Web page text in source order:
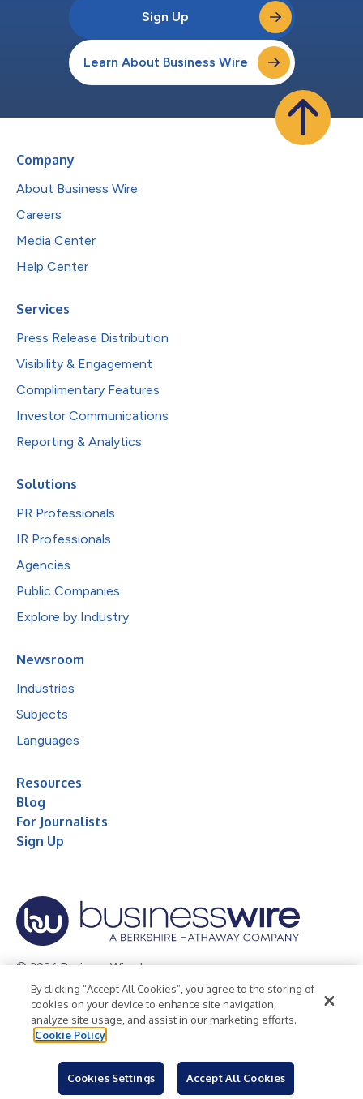
Sign Up
Learn About Business Wire
Company
About Business Wire
Careers
Media Center
Help Center
Services
Press Release Distribution
Visibility & Engagement
Complimentary Features
Investor Communications
Reporting & Analytics
Solutions
PR Professionals
IR Professionals
Agencies
Public Companies
Explore by Industry
Newsroom
Industries
Subjects
Languages
Resources
Blog
For Journalists
Sign Up
© 2026 Business Wire, Inc.
Privacy Policy Cookie Policy
Accessibility Statement
Terms of Use
Legal
By clicking “Accept All Cookies”, you agree to the storing of
cookies on your device to enhance site navigation,
analyze site usage, and assist in our marketing efforts.
Cookie Policy
Cookies Settings Accept All Cookies